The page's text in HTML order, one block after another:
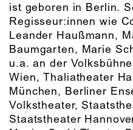
ist geboren in Berlin.
Regisseur:innen wie
Leander Haußmann,
Baumgarten, Marie
u.a. an der
Wien, Thaliatheater
München, Berliner
Volkstheater,
Staatstheater